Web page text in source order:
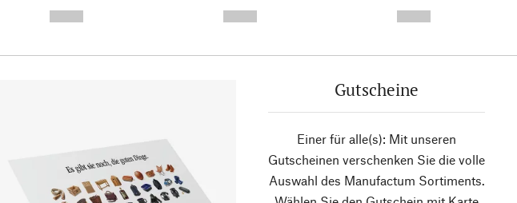
Gutscheine
Einer für alle(s): Mit unseren
Gutscheinen verschenken Sie die volle
Auswahl des Manufactum Sortiments.